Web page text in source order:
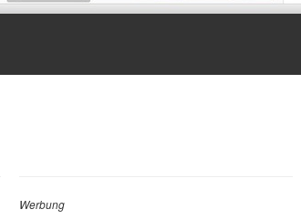
Werbung